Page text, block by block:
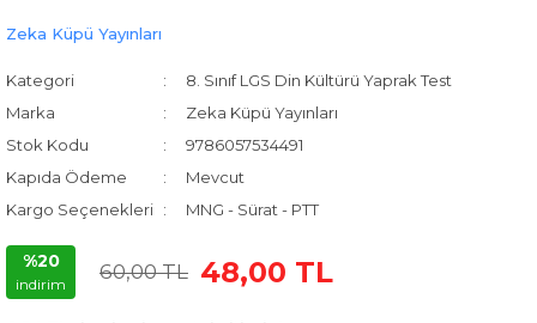
Zeka Küpü Yayınları
Kategori
8. Sınıf LGS Din Kültürü Yaprak Test
Marka
Zeka Küpü Yayınları
Stok Kodu
9786057534491
Kapıda Ödeme
Mevcut
Kargo Seçenekleri
MNG - Sürat - PTT
%20
indirim
60,00 TL 48,00 TL